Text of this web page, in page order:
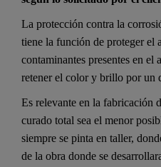
La protección contra la
tiene la función de proteger el
contaminantes presentes en
retener el color y brillo por un
Es relevante en la fabricación
curado total sea el menor
siempre se pinta en taller,
de la obra donde se